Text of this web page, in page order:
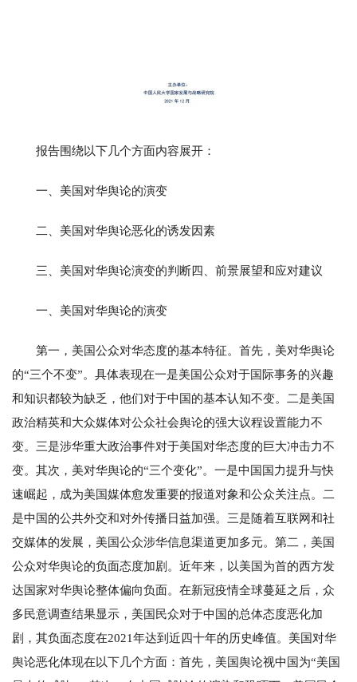
报告围绕以下几个方面内容展开：
一、美国对华舆论的演变
二、美国对华舆论恶化的诱发因素
三、美国对华舆论演变的判断四、前景展望和应对建议
一、美国对华舆论的演变
第一，美国公众对华态度的基本特征。首先，美对华舆论
的“三个不变”。具体表现在一是美国公众对于国际事务的兴趣
和知识都较为缺乏，他们对于中国的基本认知不变。二是美 国
政治精英和大众媒体对公众社会舆论的强大议程设置能力不
变。三是涉华重大政治事件对于美国对华态度的巨大冲击力不
变。其次，美对华舆论的“三个变化”。一是中国国力提升与快
速崛起，成为美国媒体愈发重要的报道对象和公众关注点。二
是中国的公共外交和对外传播日益加强。三是随着互联网和社
交媒体的发展，美国公众涉华信息渠道更加多元。第二，美国
公众对华舆论的负面态度加剧。近年来，以美国为首的西方发
达国家对华舆论整体偏向负面。在新冠疫情全球蔓延之后，众
多民意调查结果显示，美国民众对于中国的总体态度恶化加
剧，其负面态度在2021年达到近四十年的历史峰值。美国对华
舆论恶化体现在以下几个方面：首先，美国舆论视中国为“美国